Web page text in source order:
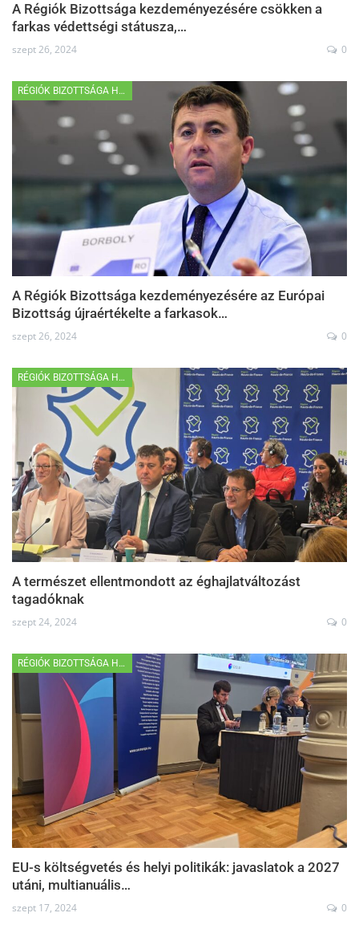
A Régiók Bizottsága kezdeményezésére csökken a
farkas védettségi státusza,…
szept 26, 2024 0
RÉGIÓK BIZOTTSÁGA HÍREK
A Régiók Bizottsága kezdeményezésére az Európai
Bizottság újraértékelte a farkasok…
szept 26, 2024 0
RÉGIÓK BIZOTTSÁGA HÍREK
A természet ellentmondott az éghajlatváltozást
tagadóknak
szept 24, 2024 0
RÉGIÓK BIZOTTSÁGA HÍREK
EU-s költségvetés és helyi politikák: javaslatok a 2027
utáni, multianuális…
szept 17, 2024 0